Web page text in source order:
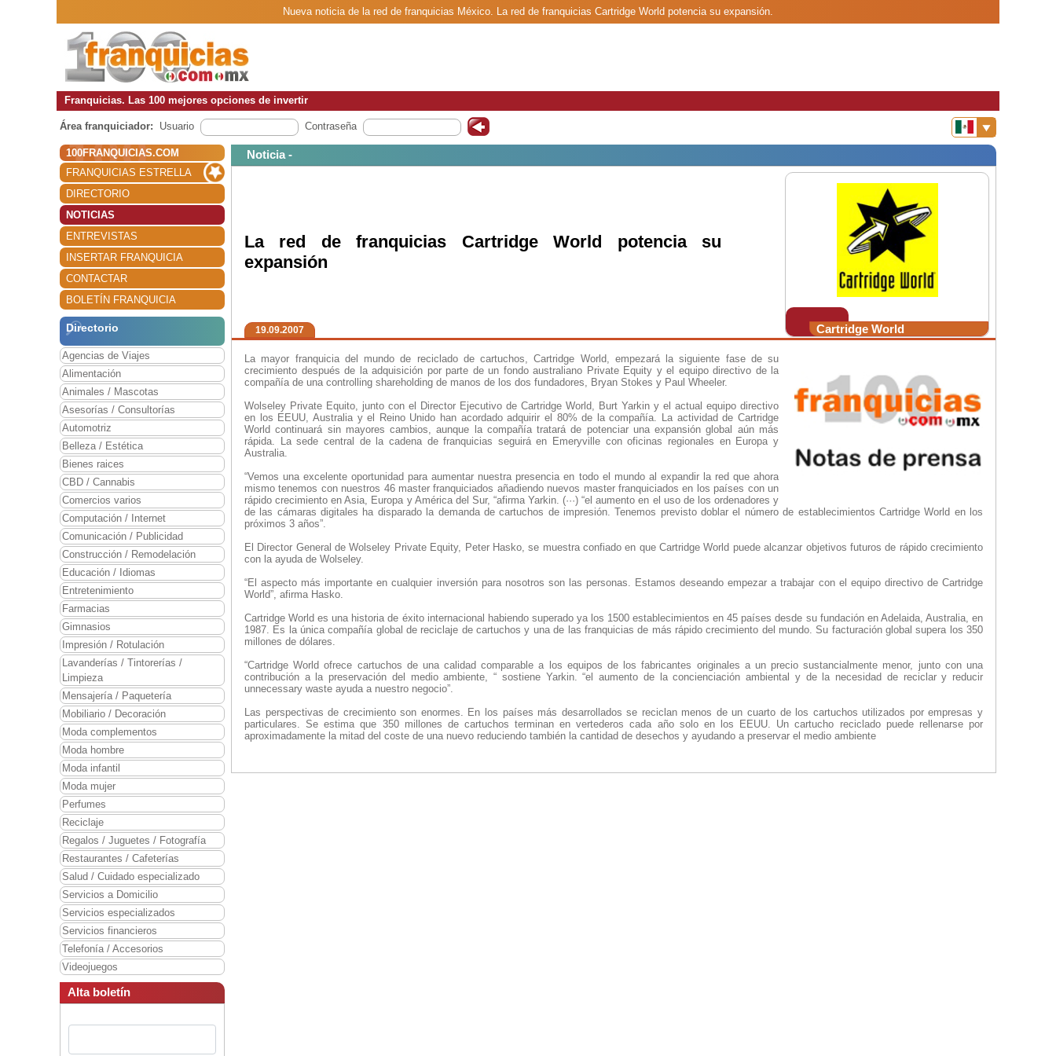
Nueva noticia de la red de franquicias México. La red de franquicias Cartridge World potencia su expansión.
Franquicias. Las 100 mejores opciones de invertir
Área franquiciador: Usuario Contraseña
100FRANQUICIAS.COM
FRANQUICIAS ESTRELLA
DIRECTORIO
NOTICIAS
ENTREVISTAS
INSERTAR FRANQUICIA
CONTACTAR
BOLETÍN FRANQUICIA
Directorio
Agencias de Viajes
Alimentación
Animales / Mascotas
Asesorías / Consultorías
Automotriz
Belleza / Estética
Bienes raices
CBD / Cannabis
Comercios varios
Computación / Internet
Comunicación / Publicidad
Construcción / Remodelación
Educación / Idiomas
Entretenimiento
Farmacias
Gimnasios
Impresión / Rotulación
Lavanderías / Tintorerías /
Limpieza
Mensajería / Paquetería
Mobiliario / Decoración
Moda complementos
Moda hombre
Moda infantil
Moda mujer
Perfumes
Reciclaje
Regalos / Juguetes / Fotografía
Restaurantes / Cafeterías
Salud / Cuidado especializado
Servicios a Domicilio
Servicios especializados
Servicios financieros
Telefonía / Accesorios
Videojuegos
Alta boletín
Noticia -
Cartridge World
La red de franquicias Cartridge World potencia su
expansión
19.09.2007
La mayor franquicia del mundo de reciclado de cartuchos, Cartridge World, empezará la siguiente fase de su
crecimiento después de la adquisición por parte de un fondo australiano Private Equity y el equipo directivo de la
compañía de una controlling shareholding de manos de los dos fundadores, Bryan Stokes y Paul Wheeler.
Wolseley Private Equito, junto con el Director Ejecutivo de Cartridge World, Burt Yarkin y el actual equipo directivo
en los EEUU, Australia y el Reino Unido han acordado adquirir el 80% de la compañía. La actividad de Cartridge
World continuará sin mayores cambios, aunque la compañía tratará de potenciar una expansión global aún más
rápida. La sede central de la cadena de franquicias seguirá en Emeryville con oficinas regionales en Europa y
Australia.
“Vemos una excelente oportunidad para aumentar nuestra presencia en todo el mundo al expandir la red que ahora
mismo tenemos con nuestros 46 master franquiciados añadiendo nuevos master franquiciados en los países con un
rápido crecimiento en Asia, Europa y América del Sur, “afirma Yarkin. (···) “el aumento en el uso de los ordenadores y
de las cámaras digitales ha disparado la demanda de cartuchos de impresión. Tenemos previsto doblar el número de establecimientos Cartridge World en los
próximos 3 años”.
El Director General de Wolseley Private Equity, Peter Hasko, se muestra confiado en que Cartridge World puede alcanzar objetivos futuros de rápido crecimiento
con la ayuda de Wolseley.
“El aspecto más importante en cualquier inversión para nosotros son las personas. Estamos deseando empezar a trabajar con el equipo directivo de Cartridge
World”, afirma Hasko.
Cartridge World es una historia de éxito internacional habiendo superado ya los 1500 establecimientos en 45 países desde su fundación en Adelaida, Australia, en
1987. Es la única compañía global de reciclaje de cartuchos y una de las franquicias de más rápido crecimiento del mundo. Su facturación global supera los 350
millones de dólares.
“Cartridge World ofrece cartuchos de una calidad comparable a los equipos de los fabricantes originales a un precio sustancialmente menor, junto con una
contribución a la preservación del medio ambiente, “ sostiene Yarkin. “el aumento de la concienciación ambiental y de la necesidad de reciclar y reducir
unnecessary waste ayuda a nuestro negocio”.
Las perspectivas de crecimiento son enormes. En los países más desarrollados se reciclan menos de un cuarto de los cartuchos utilizados por empresas y
particulares. Se estima que 350 millones de cartuchos terminan en vertederos cada año solo en los EEUU. Un cartucho reciclado puede rellenarse por
aproximadamente la mitad del coste de una nuevo reduciendo también la cantidad de desechos y ayudando a preservar el medio ambiente